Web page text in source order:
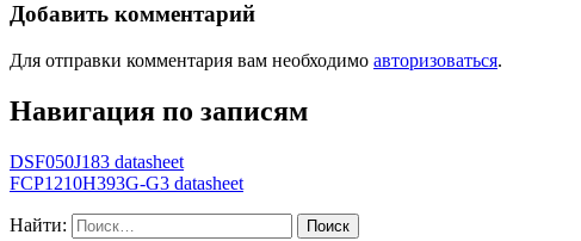
Добавить комментарий
Для отправки комментария вам необходимо авторизоваться.
Навигация по записям
DSF050J183 datasheet
FCP1210H393G-G3 datasheet
Найти: